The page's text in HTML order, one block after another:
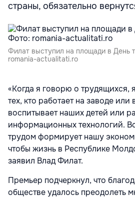
страны, обязательно
Филат выступил на площади в День
romania-actualitati.ro
«Когда я говорю о трудящихся,
тех, кто работает на заводе или
воспитывает наших детей или
информационных технологий.
трудом формирует нашу
чтобы жизнь в Республике
заявил Влад Филат.
Премьер подчеркнул, что
обществе удалось преодолеть